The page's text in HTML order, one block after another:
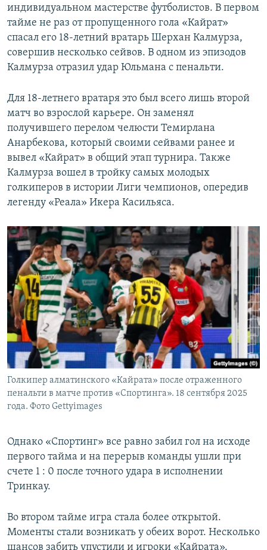
индивидуальном мастерстве футболистов. В первом
тайме не раз от пропущенного гола «Кайрат»
спасал его 18-летний вратарь Шерхан Калмурза,
совершив несколько сейвов. В одном из эпизодов
Калмурза отразил удар Юльмана с пенальти.
Для 18-летнего вратаря это был всего лишь второй
матч во взрослой карьере. Он заменял
получившего перелом челюсти Темирлана
Анарбекова, который своими сейвами ранее и
вывел «Кайрат» в общий этап турнира. Также
Калмурза вошел в тройку самых молодых
голкиперов в истории Лиги чемпионов, опередив
легенду «Реала» Икера Касильяса.
Голкипер алматинского «Кайрата» после отраженного
пенальти в матче против «Спортинга». 18 сентября 2025
года. Фото Gettyimages
Однако «Спортинг» все равно забил гол на исходе
первого тайма и на перерыв команды ушли при
счете 1 : 0 после точного удара в исполнении
Тринкау.
Во втором тайме игра стала более открытой.
Моменты стали возникать у обеих ворот. Несколько
шансов забить упустили и игроки «Кайрата».